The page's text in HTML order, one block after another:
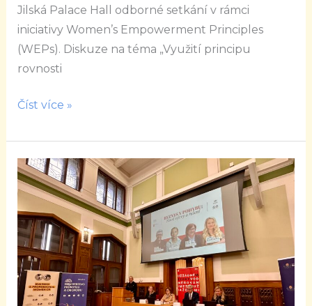
Jilská Palace Hall odborné setkání v rámci
iniciativy Women’s Empowerment Principles
(WEPs). Diskuze na téma „Využití principu
rovnosti
Číst více »
„Ženy,
které
hýbou
byznysem“
diskutovaly
s vicepremiérem
Havlíčkem